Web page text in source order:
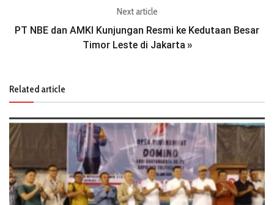
Next article
PT NBE dan AMKI Kunjungan Resmi ke Kedutaan Besar
Timor Leste di Jakarta »
Related article